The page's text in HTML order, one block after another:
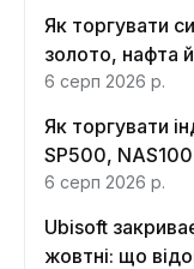
Як торгувати
золото, нафта
6 серп 2026 р.
Як торгувати
SP500, NAS100
6 серп 2026 р.
Ubisoft
жовтні: що